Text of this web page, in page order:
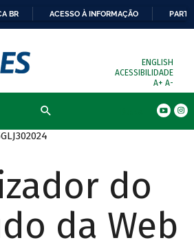
BR ACESSO À INFORMAÇÃO
ENGLISH
ACESSIBILIDADE
A+ A-
do
da Web